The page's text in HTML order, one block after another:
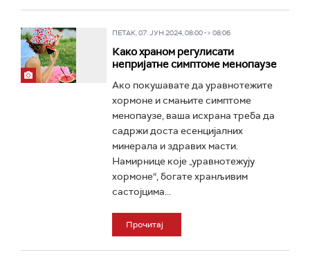
ПЕТАК, 07. ЈУН 2024, 08:00 -> 08:06
Како храном регулисати
непријатне симптоме менопаузе
Ако покушавате да уравнотежите
хормоне и смањите симптоме
менопаузе, ваша исхрана треба да
садржи доста есенцијалних
минерала и здравих масти.
Намирнице које „уравнотежују
хормоне“, богате хранљивим
састојцима...
Прочитај